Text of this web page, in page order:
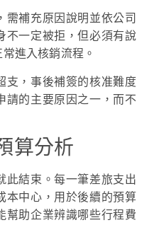
需補充原因說明並依公司
不一定被拒，但必須有說
進入核銷流程。
支，事後補簽的核准難度
請的主要原因之一，而不
算分析
此結束。每一筆差旅支出
本中心，用於後續的預算
幫助企業辨識哪些行程費